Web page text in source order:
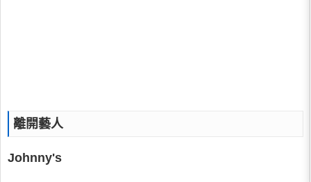
離開藝人
Johnny's